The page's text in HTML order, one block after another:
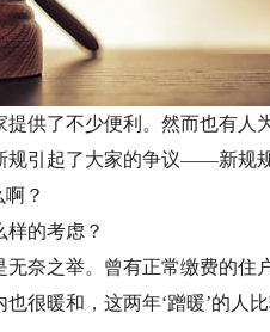
供了不少便利。然而也有人
规引起了大家的争议――新规
？
的考虑？
奈之举。曾有正常缴费的
很暖和，这两年‘蹭暖’的人